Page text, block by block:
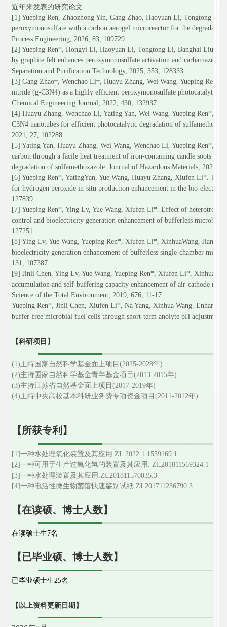
近年来发表的研究论文
[1] Yueping Ren, Zhaozhong Yin, Gang Zhao, Haoyuan Li, Tongtong Li,
peroxymonosulfate with a carbon aerogel microreactor for the
Process Engineering, 2026, 83, 109729.
[2] Yueping Ren*, Hongyi Li, Haoyuan Li, Tongtong Li, Banghai Liu,
by graphite felt enhances peroxymonosulfate activation and
Separation and Purification Technology, 2025, 353, 128333.
[3] Gang Zhao†, Wenchao Li†, Huayu Zhang, Wei Wang, Yueping Ren*.
nitride (g-C3N4) as a highly efficient peroxymonosulfate photocatalytic
Chemical Engineering Journal, 2022, 430, 132937.
[4] Huayu Zhang, Wenchao Li, Yating Yan, Wei Wang, Yueping Ren*,
C3N4 nanotubes for efficient photocatalytic degradation of
2021, 27, 102288.
[5] Yating Yan, Huayu Zhang, Wei Wang, Wenchao Li, Yueping Ren*,
carbon through a facile heat treatment of iron-containing candle soots for
degradation of sulfamethoxazole. Journal of Hazardous Materials, 2021,
[6] Yueping Ren*, YatingYan, Yue Wang, Huayu Zhang, Xiufen Li*.
for hydrogen peroxide in-situ production enhancement in the bio-electro-
127839.
[7] Yueping Ren*, Ying Lv, Yue Wang, Xiufen Li*. Effect of
control and bioelectricity generation enhancement of bufferless microbial
127251.
[8] Ying Lv, Yue Wang, Yueping Ren*, Xiufen Li*, XinhuaWang, Jian Li.
bioelectricity generation enhancement of bufferless single-chamber
131, 107387.
[9] Jinli Chen, Ying Lv, Yue Wang, Yueping Ren*, Xiufen Li*, Xinhua
accumulation and self-buffering capacity enhancement of air-cathode
Science of the Total Environment, 2019, 676, 11-17.
Yueping Ren*, Jinli Chen, Xiufen Li*, Na Yang, Xinhua Wang.
buffer-free microbial fuel cells through short-term anolyte pH
【科研项目】
(1)主持国家自然科学基金面上项目 (2025-2028年)
(2)主持国家自然科学基金青年基金项目 (2013-2015年)
(3)主持江苏省自然基金面上项目 (2017-2019年)
(4)主持中央高校基本科研业务费专项资金项目 (2011-2012年)
【所获专利】
[1]一种水处理氧化装置及其应用 ZL 2022 1 1559169.1
[2]一种可用于生产过氧化氢的装置及其应用
. ZL201811569324.1
[3]一种水处理装置及其应用 ZL201811570035.3
[4]一种电活性微生物菌落快速鉴别试纸 ZL201711236790.3
【在读硕、博士人数】
在读硕士生7名
【已毕业硕、博士人数】
已毕业硕士生25名
【以上资料更新日期】